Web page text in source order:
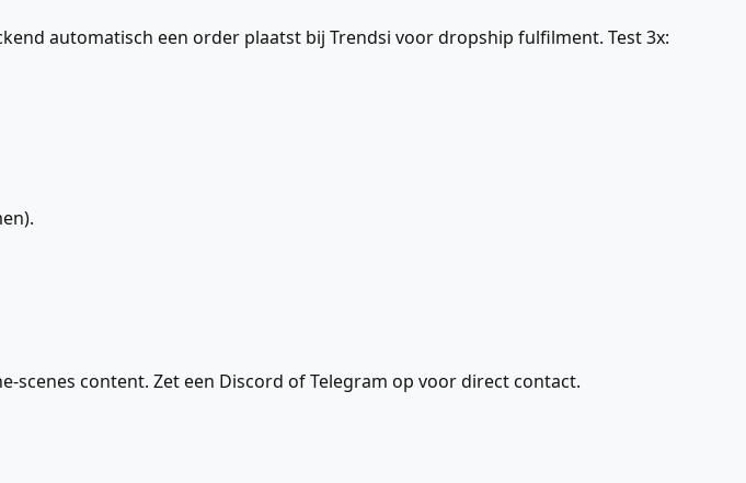
automatisch een order plaatst bij Trendsi voor dropship fulfilment. Test 3x:
scenes content. Zet een Discord of Telegram op voor direct contact.